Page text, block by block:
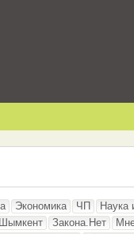
Экономика ЧП
Наука
Шымкент Закона.Нет